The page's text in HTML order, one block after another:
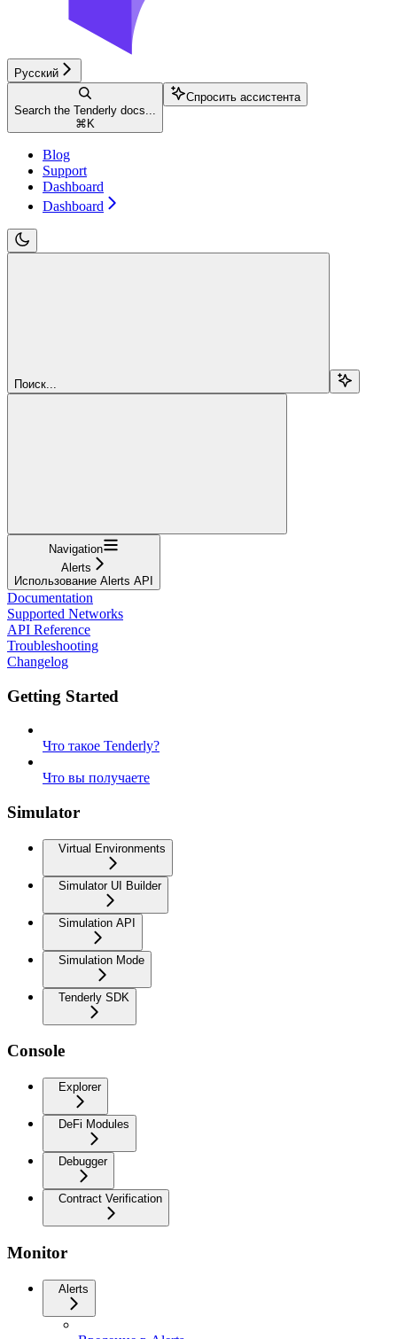
Русский
Search the Tenderly docs...
⌘ K
Спросить ассистента
Blog
Support
Dashboard
Dashboard
Поиск...
Navigation
Alerts
Использование Alerts API
Documentation
Supported Networks
API Reference
Troubleshooting
Changelog
Getting Started
Что такое Tenderly?
Что вы получаете
Simulator
Virtual Environments
Simulator UI Builder
Simulation API
Simulation Mode
Tenderly SDK
Console
Explorer
DeFi Modules
Debugger
Contract Verification
Monitor
Alerts